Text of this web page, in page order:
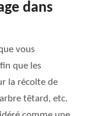
dans
vous
que les
la récolte de
têtard, etc.